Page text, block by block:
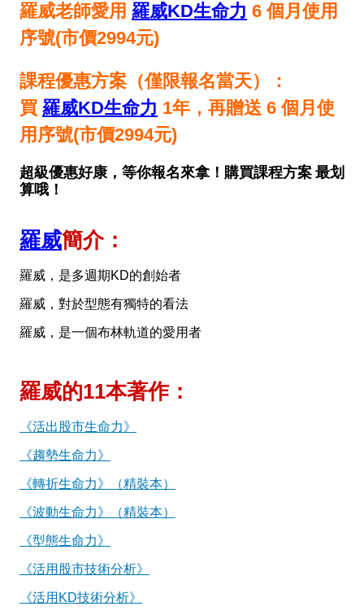
羅威老師愛用 羅威KD生命力 6 個月使用
序號(市價2994元)
課程優惠方案（僅限報名當天）：
買 羅威KD生命力 1年，再贈送 6 個月使
用序號(市價2994元)
超級優惠好康，等你報名來拿！購買課程方案 最划
算哦！
羅威簡介：
羅威，是多週期KD的創始者
羅威，對於型態有獨特的看法
羅威，是一個布林軌道的愛用者
羅威的11本著作：
《活出股市生命力》
《趨勢生命力》
《轉折生命力》（精裝本）
《波動生命力》（精裝本）
《型態生命力》
《活用股市技術分析》
《活用KD技術分析》